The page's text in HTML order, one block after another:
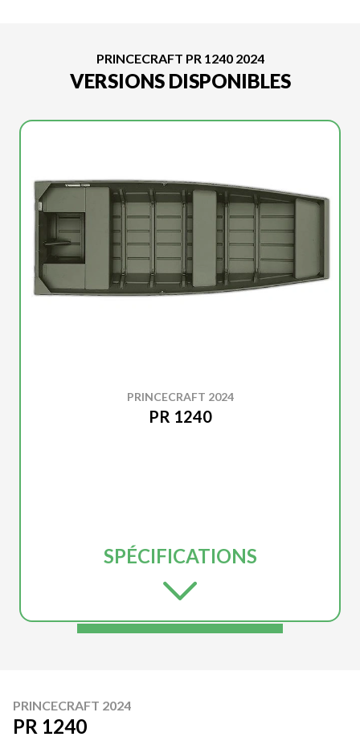
PRINCECRAFT PR 1240 2024
VERSIONS DISPONIBLES
PRINCECRAFT 2024
PR 1240
SPÉCIFICATIONS
PRINCECRAFT 2024
PR 1240